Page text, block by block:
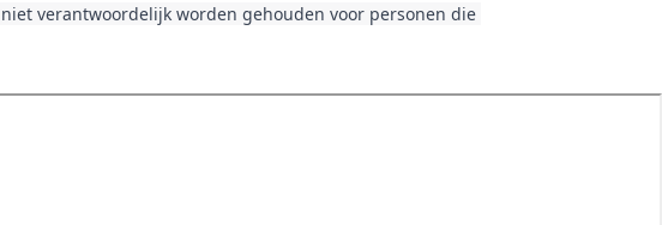
verantwoordelijk worden gehouden voor personen die